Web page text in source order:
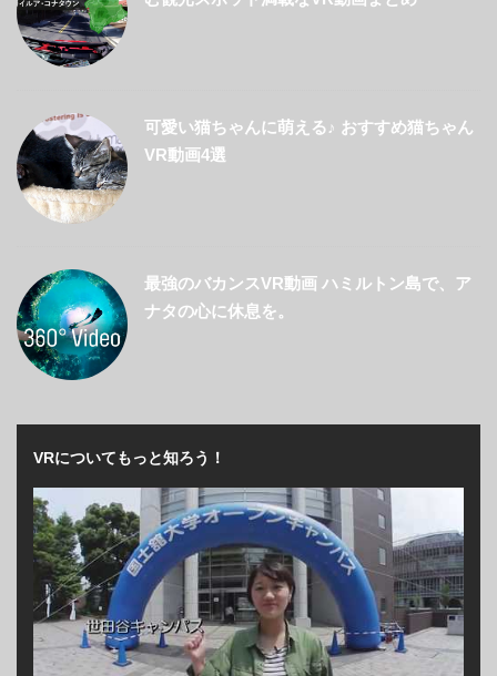
可愛い猫ちゃんに萌える♪ おすすめ猫ちゃん
VR動画4選
最強のバカンスVR動画 ハミルトン島で、ア
ナタの心に休息を。
VRについてもっと知ろう！